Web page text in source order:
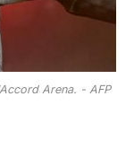
Arena. - AFP